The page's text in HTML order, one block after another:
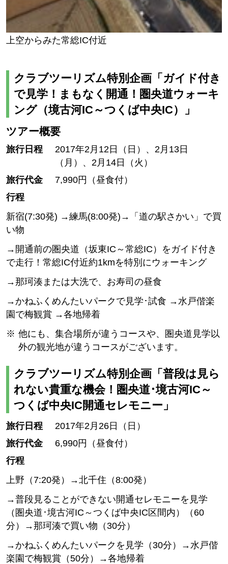
上空からみた常総IC付近
クラブツーリズム特別企画「ガイド付き
で見学！まもなく開通！圏央道ウォーキ
ング（境古河IC～つくば中央IC）」
ツアー概要
旅行日程
2017年2月12日（日）、2月13日
（月）、2月14日（火）
旅行代金
7,990円（昼食付）
行程
新宿(7:30発) →練馬(8:00発)→「道の駅さかい」で買
い物
→開通前の圏央道（坂東IC～常総IC）をガイド付き
で走行！常総IC付近約1kmを特別にウォーキング
→那珂湊または大洗で、お寿司の昼食
→かねふくめんたいパークで見学･試食 →水戸偕楽
園で梅観賞 →各地帰着
他にも、集合場所が違うコースや、圏央道見学以
外の観光地が違うコースがございます。
クラブツーリズム特別企画「普段は見ら
れない貴重な機会！圏央道･境古河IC～
つくば中央IC開通セレモニー」
旅行日程
2017年2月26日（日）
旅行代金
6,990円（昼食付）
行程
上野（7:20発）→北千住（8:00発）
→普段見ることができない開通セレモニーを見学
（圏央道･境古河IC～つくば中央IC区間内）（60
分）→那珂湊で買い物（30分）
→かねふくめんたいパークを見学（30分）→水戸偕
楽園で梅観賞（50分）→各地帰着